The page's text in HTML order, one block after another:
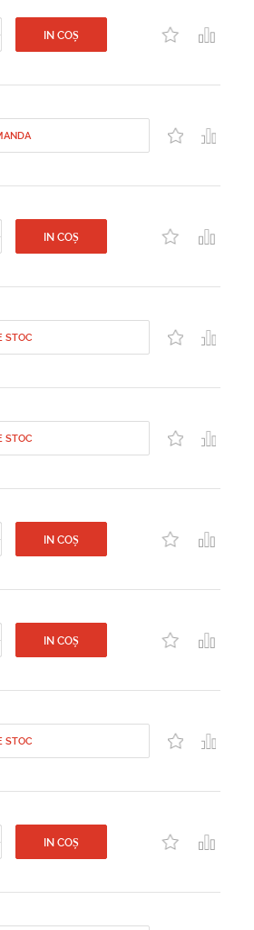
IN COȘ
IN COȘ
STOC
STOC
IN COȘ
IN COȘ
STOC
IN COȘ